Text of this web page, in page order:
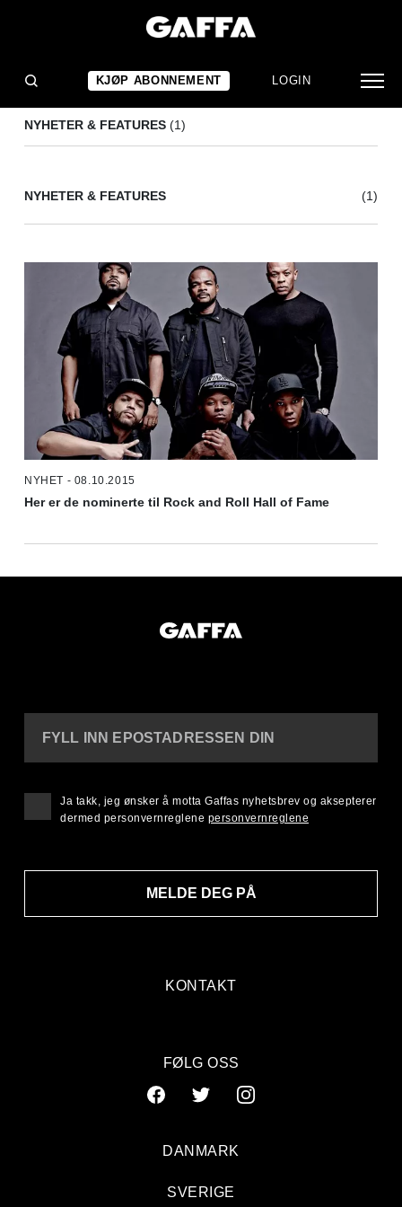
KJØP ABONNEMENT LOGIN
NYHETER & FEATURES (1)
NYHETER & FEATURES (1)
NYHET - 08.10.2015
Her er de nominerte til Rock and Roll Hall of Fame
KONTAKT
FYLL INN EPOSTADRESSEN DIN
MELDE DEG PÅ
Ja takk, jeg ønsker å motta Gaffas nyhetsbrev og aksepterer
dermed personvernreglene personvernreglene
FØLG OSS
DANMARK
SVERIGE